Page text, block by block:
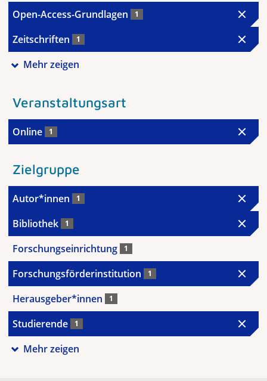
Open-Access-Grundlagen 1
Zeitschriften 1
Mehr zeigen
Veranstaltungsart
Online 1
Zielgruppe
Autor*innen 1
Bibliothek 1
Forschungseinrichtung 1
Forschungsförderinstitution 1
Herausgeber*innen 1
Studierende 1
Mehr zeigen